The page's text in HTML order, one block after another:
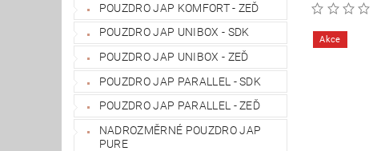
POUZDRO JAP KOMFORT - ZEĎ
POUZDRO JAP UNIBOX - SDK
POUZDRO JAP UNIBOX - ZEĎ
POUZDRO JAP PARALLEL - SDK
POUZDRO JAP PARALLEL - ZEĎ
NADROZMĚRNÉ POUZDRO JAP
PURE
Akce